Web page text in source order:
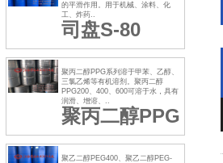
的平滑作用。用于机械、涂料、化
工、炸药..
司盘S-80
聚丙二醇PPG系列溶于甲苯、乙醇、
三氯乙烯等有机溶剂。聚丙二醇
PPG200、400、600可溶于水，具有
润滑、增溶、..
聚丙二醇PPG
聚乙二醇PEG400、聚乙二醇PEG-